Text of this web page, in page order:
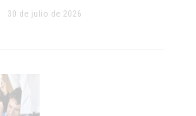
30 de julio de 2026